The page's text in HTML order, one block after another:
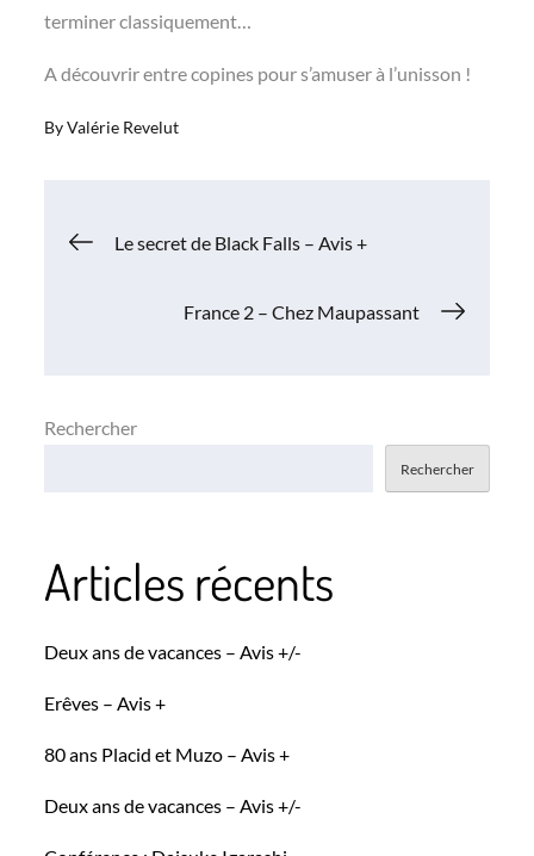
terminer classiquement…
A découvrir entre copines pour s’amuser à l’unisson !
ByValérie Revelut
Navigation
Le secret de Black Falls – Avis +
France 2 – Chez Maupassant
Rechercher
Rechercher
Articles récents
Deux ans de vacances – Avis +/-
Erêves – Avis +
80 ans Placid et Muzo – Avis +
Deux ans de vacances – Avis +/-